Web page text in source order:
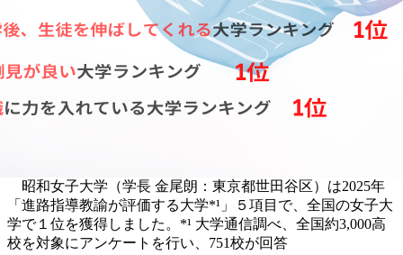
昭和女子大学（学長 金尾朗：東京都世田谷区）は2025年
「進路指導教諭が評価する大学*¹」５項目で、全国の女子大
学で１位を獲得しました。*¹ 大学通信調べ、全国約3,000高
校を対象にアンケートを行い、751校が回答